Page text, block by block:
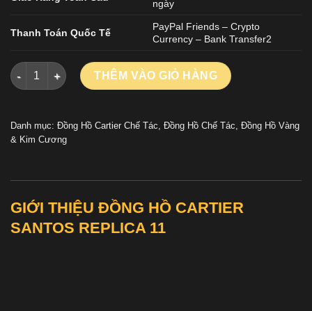
ngày
Thanh Toán Quốc Tế
PayPal Friends – Crypto
Currency – Bank Transfer2
ĐỒNG HỒ CARTIER SANTOS REPLICA 11 DEMI MẠ VÀNG
THÊM VÀO GIỎ HÀNG
Danh mục: Đồng Hồ Cartier Chế Tác, Đồng Hồ Chế Tác, Đồng Hồ Vàng
& Kim Cương
GIỚI THIỆU ĐỒNG HỒ CARTIER
SANTOS REPLICA 11